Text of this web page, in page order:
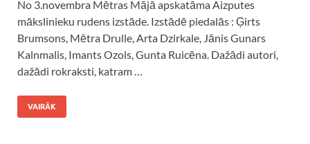
No 3.novembra Mētras Mājā apskatāma Aizputes
mākslinieku rudens izstāde. Izstādē piedalās : Ģirts
Brumsons, Mētra Drulle, Arta Dzirkale, Jānis Gunars
Kalnmalis, Imants Ozols, Gunta Ruicēna. Dažādi autori,
dažādi rokraksti, katram …
VAIRĀK